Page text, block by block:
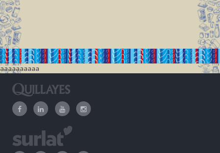
aaaaaaaaaa